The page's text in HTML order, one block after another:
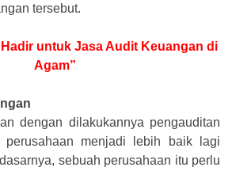
tersebut.
untuk Jasa Audit Keuangan di
Agam”
dengan dilakukannya pengauditan
menjadi lebih baik lagi
sebuah perusahaan itu perlu